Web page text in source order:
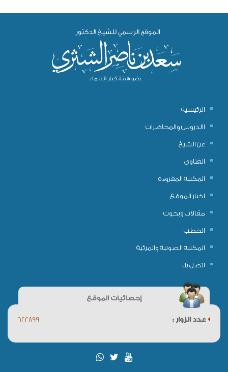
الرئيسية
االدروس والمحاضرات
عن الشيخ
الفتاوى
المكتبة المقروءة
اخبار الموقع
مقالات وبحوث
الخطب
المكتبة الصوتية والمرئية
اتصل بنا
إحصائيات الموقع
عدد الزوار : 622899